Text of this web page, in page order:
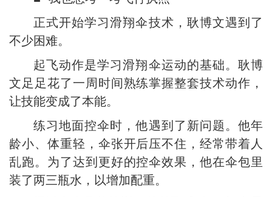
正式开始学习滑翔伞技术，耿博文遇到了
不少困难。
起飞动作是学习滑翔伞运动的基础。耿博
文足足花了一周时间熟练掌握整套技术动作，
让技能变成了本能。
练习地面控伞时，他遇到了新问题。他年
龄小、体重轻，伞张开后压不住，经常带着人
乱跑。为了达到更好的控伞效果，他在伞包里
装了两三瓶水，以增加配重。